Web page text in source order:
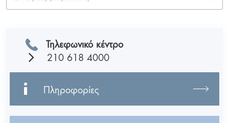
Τηλεφωνικό κέντρο
210 618 4000
Πληροφορίες